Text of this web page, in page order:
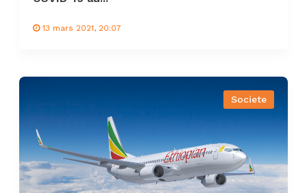
13 mars 2021, 20:07
Societe